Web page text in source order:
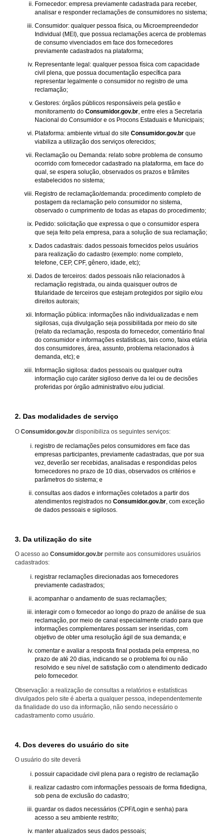
Fornecedor: empresa previamente cadastrada para receber,
analisar e responder reclamações de consumidores no sistema;
Consumidor: qualquer pessoa física, ou Microempreendedor
Individual (MEI), que possua reclamações acerca de problemas
de consumo vivenciados em face dos fornecedores
previamente cadastrados na plataforma;
Representante legal: qualquer pessoa física com capacidade
civil plena, que possua documentação específica para
representar legalmente o consumidor no registro de uma
reclamação;
Gestores: órgãos públicos responsáveis pela gestão e
monitoramento do Consumidor.gov.br, entre eles a Secretaria
Nacional do Consumidor e os Procons Estaduais e Municipais;
Plataforma: ambiente virtual do site Consumidor.gov.br que
viabiliza a utilização dos serviços oferecidos;
Reclamação ou Demanda: relato sobre problema de consumo
ocorrido com fornecedor cadastrado na plataforma, em face do
qual, se espera solução, observados os prazos e trâmites
estabelecidos no sistema;
Registro de reclamação/demanda: procedimento completo de
postagem da reclamação pelo consumidor no sistema,
observado o cumprimento de todas as etapas do procedimento;
Pedido: solicitação que expressa o que o consumidor espera
que seja feito pela empresa, para a solução de sua reclamação;
Dados cadastrais: dados pessoais fornecidos pelos usuários
para realização do cadastro (exemplo: nome completo,
telefone, CEP, CPF, gênero, idade, etc);
Dados de terceiros: dados pessoais não relacionados à
reclamação registrada, ou ainda quaisquer outros de
titularidade de terceiros que estejam protegidos por sigilo e/ou
direitos autorais;
Informação pública: informações não individualizadas e nem
sigilosas, cuja divulgação seja possibilitada por meio do site
(relato da reclamação, resposta do fornecedor, comentário final
do consumidor e informações estatísticas, tais como, faixa etária
dos consumidores, área, assunto, problema relacionados à
demanda, etc); e
Informação sigilosa: dados pessoais ou qualquer outra
informação cujo caráter sigiloso derive da lei ou de decisões
proferidas por órgão administrativo e/ou judicial.
2. Das modalidades de serviço
O Consumidor.gov.br disponibiliza os seguintes serviços:
registro de reclamações pelos consumidores em face das
empresas participantes, previamente cadastradas, que por sua
vez, deverão ser recebidas, analisadas e respondidas pelos
fornecedores no prazo de 10 dias, observados os critérios e
parâmetros do sistema; e
consultas aos dados e informações coletados a partir dos
atendimentos registrados no Consumidor.gov.br , com exceção
de dados pessoais e sigilosos.
3. Da utilização do site
O acesso ao Consumidor.gov.br permite aos consumidores usuários
cadastrados:
registrar reclamações direcionadas aos fornecedores
previamente cadastrados;
acompanhar o andamento de suas reclamações;
interagir com o fornecedor ao longo do prazo de análise de sua
reclamação, por meio de canal especialmente criado para que
informações complementares possam ser inseridas, com
objetivo de obter uma resolução ágil de sua demanda; e
comentar e avaliar a resposta final postada pela empresa, no
prazo de até 20 dias, indicando se o problema foi ou não
resolvido e seu nível de satisfação com o atendimento dedicado
pelo fornecedor.
Observação: a realização de consultas a relatórios e estatísticas
divulgados pelo site é aberta a qualquer pessoa, independentemente
da finalidade do uso da informação, não sendo necessário o
cadastramento como usuário.
4. Dos deveres do usuário do site
O usuário do site deverá
possuir capacidade civil plena para o registro de reclamação
realizar cadastro com informações pessoais de forma fidedigna,
sob pena de exclusão do cadastro;
guardar os dados necessários (CPF/Login e senha) para
acesso a seu ambiente restrito;
manter atualizados seus dados pessoais;